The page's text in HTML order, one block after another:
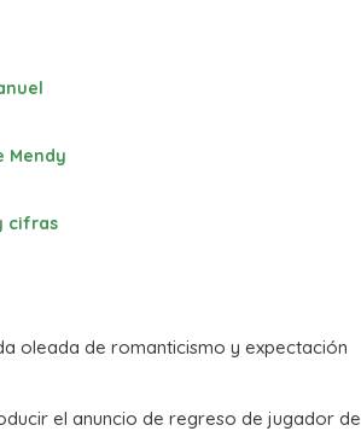
Mendy
cifras
oleada de romanticismo y expectación
el anuncio de regreso de jugador de